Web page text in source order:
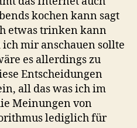
kochen kann sagt
etwas trinken kann
mir anschauen sollte
es allerdings zu
Entscheidungen
all das was ich im
Meinungen von
lediglich für